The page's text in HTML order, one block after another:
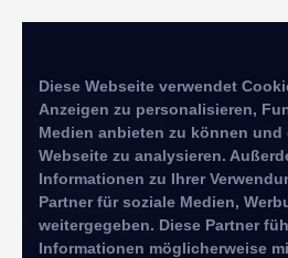
Diese Webseite verwendet
Anzeigen zu personalisieren,
Medien anbieten zu können
Webseite zu analysieren.
Informationen zu Ihrer
Partner für soziale Medien,
weitergegeben. Diese Partner
Informationen möglicherweise